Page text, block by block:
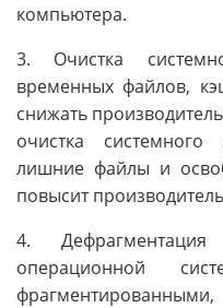
компьютера.
3. Очистка
временных файлов,
снижать
очистка
лишние файлы и
повысит
4.
операционной